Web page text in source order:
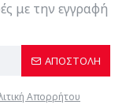
με την εγγραφή
ΑΠΟΣΤΟΛΉ
Απορρήτου